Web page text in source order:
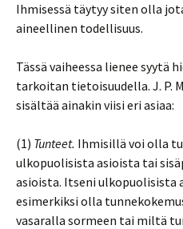
Ihmisessä täytyy siten olla
aineellinen todellisuus.
Tässä vaiheessa lienee syytä
tarkoitan tietoisuudella. J. P.
sisältää ainakin viisi eri asiaa:
(1) Tunteet. Ihmisillä voi olla
ulkopuolisista asioista tai
asioista. Itseni ulkopuolisista
esimerkiksi olla
vasaralla sormeen tai miltä